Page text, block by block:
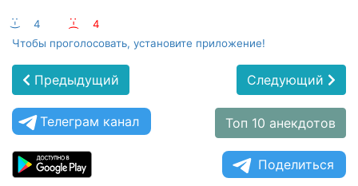
:-) 4 :-(
4
Чтобы проголосовать, установите приложение!
Предыдущий Следующий
Телеграм канал Топ 10 анекдотов
Поделиться